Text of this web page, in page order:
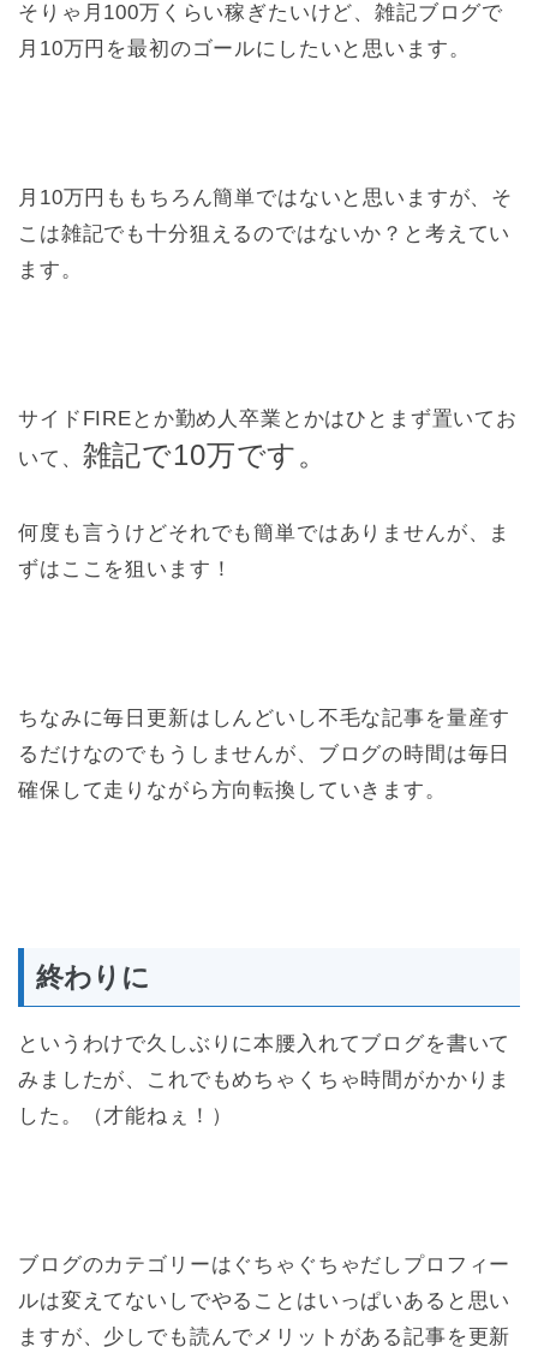
そりゃ月100万くらい稼ぎたいけど、雑記ブログで
月10万円を最初のゴールにしたいと思います。
月10万円ももちろん簡単ではないと思いますが、そ
こは雑記でも十分狙えるのではないか？と考えてい
ます。
サイドFIREとか勤め人卒業とかはひとまず置いてお
いて、 雑記で10万です。
何度も言うけどそれでも簡単ではありませんが、ま
ずはここを狙います！
ちなみに毎日更新はしんどいし不毛な記事を量産す
るだけなのでもうしませんが、ブログの時間は毎日
確保して走りながら方向転換していきます。
終わりに
というわけで久しぶりに本腰入れてブログを書いて
みましたが、これでもめちゃくちゃ時間がかかりま
した。（才能ねぇ！）
ブログのカテゴリーはぐちゃぐちゃだしプロフィー
ルは変えてないしでやることはいっぱいあると思い
ますが、少しでも読んでメリットがある記事を更新